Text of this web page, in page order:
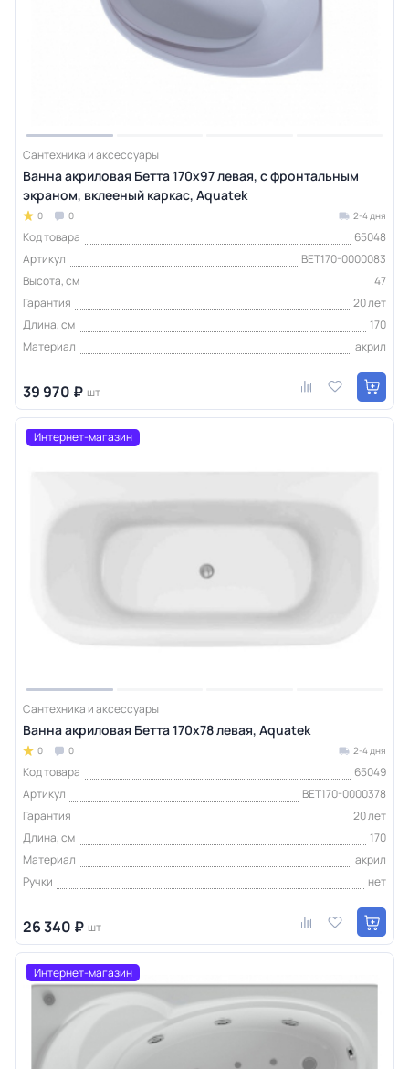
Сантехника и аксессуары
Ванна акриловая Бетта 170х97 левая, с фронтальным
экраном, вклееный каркас, Aquatek
0 0 2-4 дня
Код товара
65048
Артикул
BET170-0000083
Высота, см
47
Гарантия
20 лет
Длина, см
170
Материал
акрил
39 970 ₽ шт
Интернет-магазин
Сантехника и аксессуары
Ванна акриловая Бетта 170х78 левая, Aquatek
0 0 2-4 дня
Код товара
65049
Артикул
BET170-0000378
Гарантия
20 лет
Длина, см
170
Материал
акрил
Ручки
нет
26 340 ₽ шт
Интернет-магазин